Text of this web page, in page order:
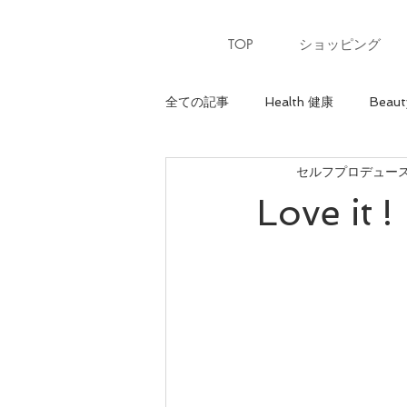
TOP ショッピング
全ての記事 Health 健康
骨格診断【ウェーブ
Love it !
セルフプロデュー